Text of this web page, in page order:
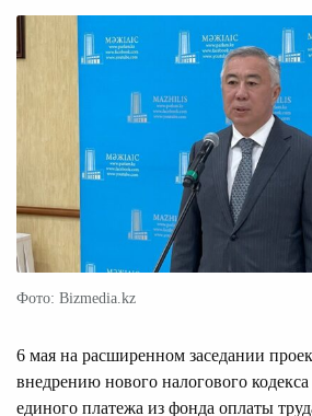
Фото: Bizmedia.kz
6 мая на расширенном заседании
внедрению нового налогового
единого платежа из фонда оплаты